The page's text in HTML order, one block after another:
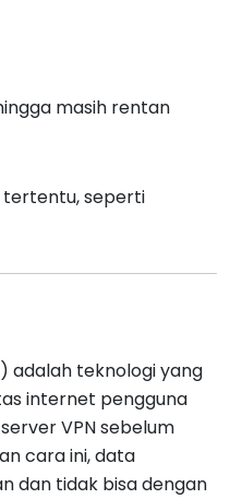
masih rentan
tertentu, seperti
adalah teknologi yang
internet pengguna
VPN sebelum
cara ini, data
dan tidak bisa dengan